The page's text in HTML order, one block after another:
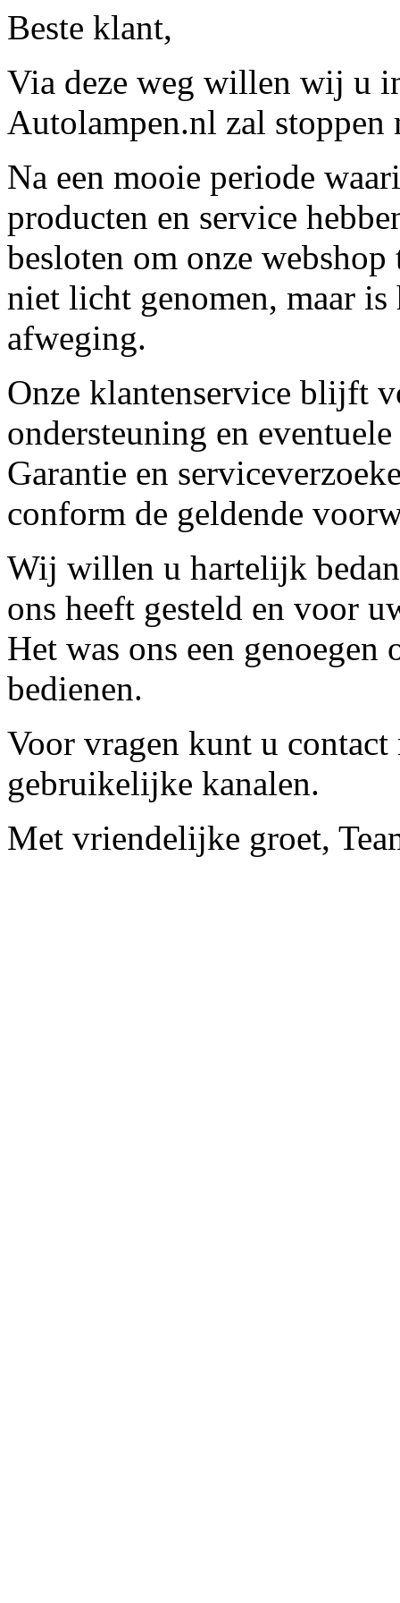
Beste klant,
Via deze weg willen wij u
Autolampen.nl zal stoppen
Na een mooie periode
producten en service
besloten om onze
niet licht genomen, maar
afweging.
Onze klantenservice blijft
ondersteuning en
Garantie en
conform de geldende
Wij willen u hartelijk
ons heeft gesteld en voor
Het was ons een
bedienen.
Voor vragen kunt u contact
gebruikelijke kanalen.
Met vriendelijke groet,